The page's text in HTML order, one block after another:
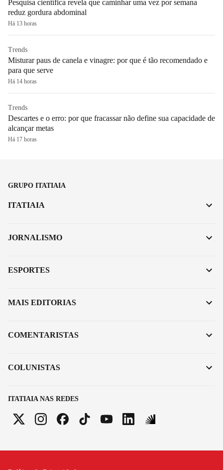
Pesquisa científica revela que caminhar uma vez por semana
reduz gordura abdominal
Há 13 horas
Trends
Misturar paus de canela e vinagre: por que é tão recomendado e
para que serve
Há 14 horas
Trends
Descartes e o erro: por que fracassar não define sua capacidade de
alcançar metas
Há 17 horas
GRUPO ITATIAIA
ITATIAIA NAS REDES
ITATIAIA
JORNALISMO
ESPORTES
MAIS EDITORIAS
COMENTARISTAS
COLUNISTAS